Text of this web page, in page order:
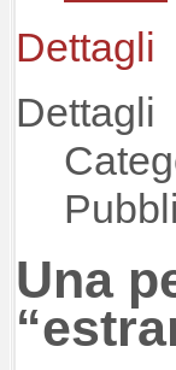
Dettagli
Dettagli
Una